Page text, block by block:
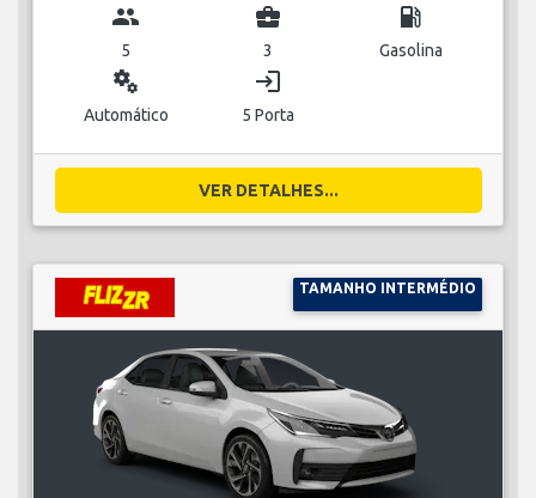
group
5
business_center
3
local_gas_station
Gasolina
miscellaneous_services
Automático
login
5 Porta
VER DETALHES...
TAMANHO INTERMÉDIO